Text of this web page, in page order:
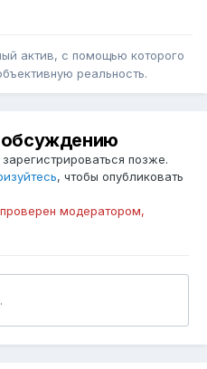
актив, с помощью которого
реальность.
обсуждению
позже.
, чтобы опубликовать
модератором,